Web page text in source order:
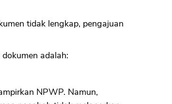
tidak lengkap, pengajuan
adalah:
NPWP. Namun,